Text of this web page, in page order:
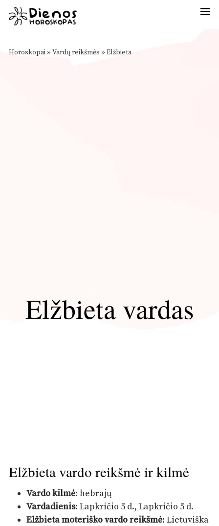
Horoskopai » Vardų reikšmės » Elžbieta
Elžbieta vardas
Elžbieta vardo reikšmė ir kilmė
Vardo kilmė: hebrajų
Vardadienis: Lapkričio 5 d., Lapkričio 5 d.
Elžbieta moteriško vardo reikšmė: Lietuviška